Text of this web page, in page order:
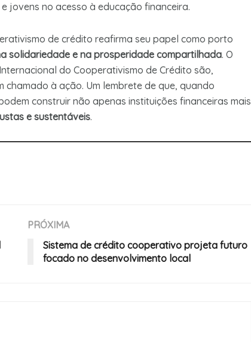
jovens no acesso à educação financeira.
de crédito reafirma seu papel como porto
solidariedade e na prosperidade compartilhada. O
do Cooperativismo de Crédito são,
à ação. Um lembrete de que, quando
construir não apenas instituições financeiras mais
e sustentáveis.
PRÓXIMA
Sistema de crédito cooperativo projeta futuro
focado no desenvolvimento local